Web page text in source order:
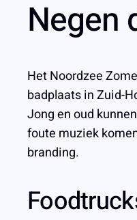
Negen
Het Noordzee
badplaats in Zuid-
Jong en oud
foute muziek
branding.